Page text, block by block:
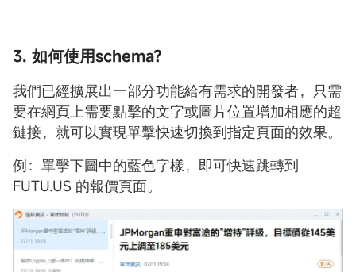
3. 如何使用schema?
我們已經擴展出一部分功能給有需求的開發者，只需
要在網頁上需要點擊的文字或圖片位置增加相應的超
鏈接，就可以實現單擊快速切換到指定頁面的效果。
例：單擊下圖中的藍色字樣，即可快速跳轉到
FUTU.US 的報價頁面。